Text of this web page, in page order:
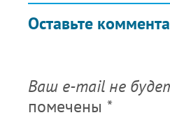
Оставьте
Ваш e-mail не
помечены *